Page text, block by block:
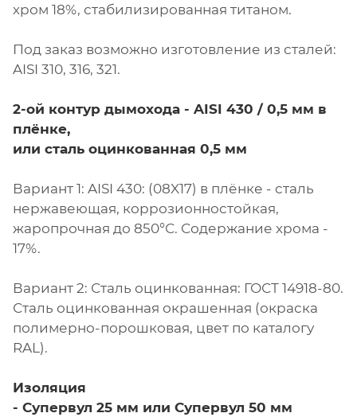
хром 18%, стабилизированная титаном.
Под заказ возможно изготовление из сталей:
AISI 310, 316, 321.
2-ой контур дымохода - AISI 430 / 0,5 мм в
плёнке,
или сталь оцинкованная 0,5 мм
Вариант 1: AISI 430: (08X17) в плёнке - сталь
нержавеющая, коррозионностойкая,
жаропрочная до 850°С. Содержание хрома -
17%.
Вариант 2: Сталь оцинкованная: ГОСТ 14918-80.
Сталь оцинкованная окрашенная (окраска
полимерно-порошковая, цвет по каталогу
RAL).
Изоляция
- Супервул 25 мм или Супервул 50 мм